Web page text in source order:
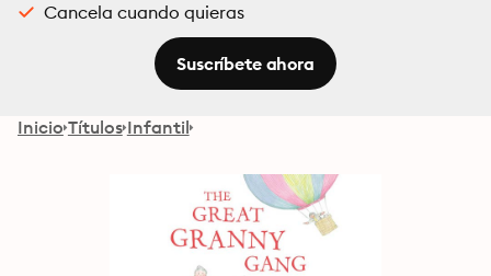
Cancela cuando quieras
Suscríbete ahora
Inicio Títulos Infantil